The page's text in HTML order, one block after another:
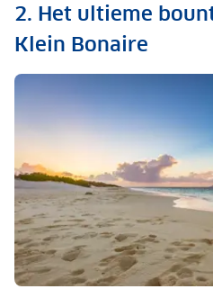
2. Het ultieme
Klein Bonaire